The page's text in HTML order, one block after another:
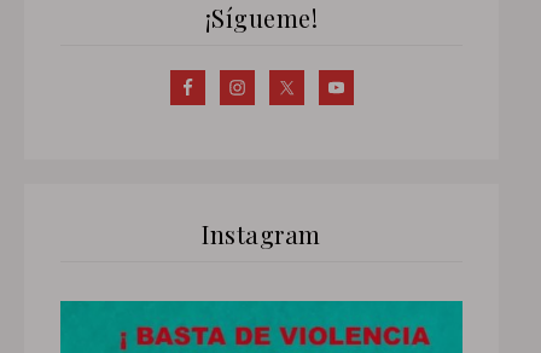
¡Sígueme!
Instagram